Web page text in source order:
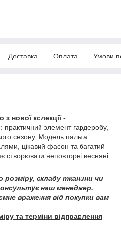
Доставка Оплата Умови
з нової колекції -
элемент гардеробу,
сезону. Модель пальта
цікавий фасон та багатий
створювати неповторні весняні
розміру, складу тканини чи
наш менеджер.
враження від покупки вам
та терміни відправлення